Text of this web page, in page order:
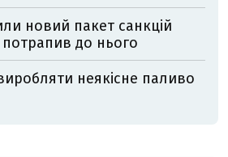
новий пакет санкцій
потрапив до нього
неякісне паливо